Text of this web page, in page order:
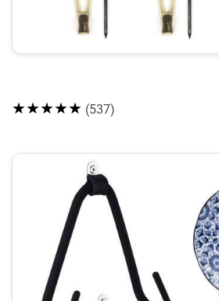
★★★★★ (537)